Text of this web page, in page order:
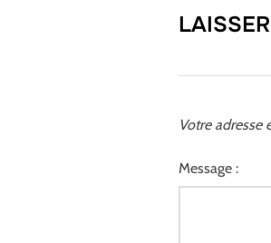
Votre adresse
Message :